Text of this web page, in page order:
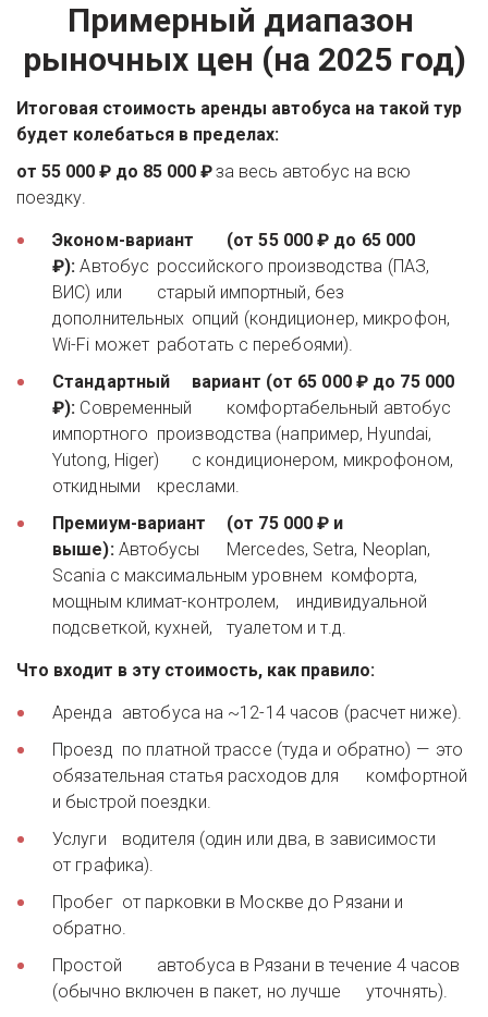
Примерный диапазон
рыночных цен (на 2025 год)
Итоговая стоимость аренды автобуса на такой тур
будет колебаться в пределах:
от 55 000 ₽ до 85 000 ₽ за весь автобус на всю
поездку.
Эконом-вариант 	(от 55 000 ₽ до 65 000
₽): Автобус 	российского производства (ПАЗ,
ВИС) или 	старый импортный, без
дополнительных 	опций (кондиционер, микрофон,
Wi-Fi может 	работать с перебоями).
Стандартный 	вариант (от 65 000 ₽ до 75 000
₽): Современный 	комфортабельный автобус
импортного 	производства (например, Hyundai,
Yutong, Higer) 	с кондиционером, микрофоном,
откидными 	креслами.
Премиум-вариант 	(от 75 000 ₽ и
выше): Автобусы 	Mercedes, Setra, Neoplan,
Scania с максимальным уровнем 	комфорта,
мощным климат-контролем, 	индивидуальной
подсветкой, кухней, 	туалетом и т.д.
Что входит в эту стоимость, как правило:
Аренда 	автобуса на ~12-14 часов (расчет ниже).
Проезд 	по платной трассе (туда и обратно) — 	это
обязательная статья расходов для 	комфортной
и быстрой поездки.
Услуги 	водителя (один или два, в зависимости
от графика).
Пробег 	от парковки в Москве до Рязани и
обратно.
Простой 	автобуса в Рязани в течение 4 часов
(обычно включен в пакет, но лучше 	уточнять).